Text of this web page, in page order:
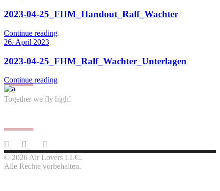
2023-04-25_FHM_Handout_Ralf_Wachter
Continue reading
26. April 2023
2023-04-25_FHM_Ralf_Wachter_Unterlagen
Continue reading
Together we fly high!
© 2026 Air Lovers LLC.
Alle Rechte vorbehalten.